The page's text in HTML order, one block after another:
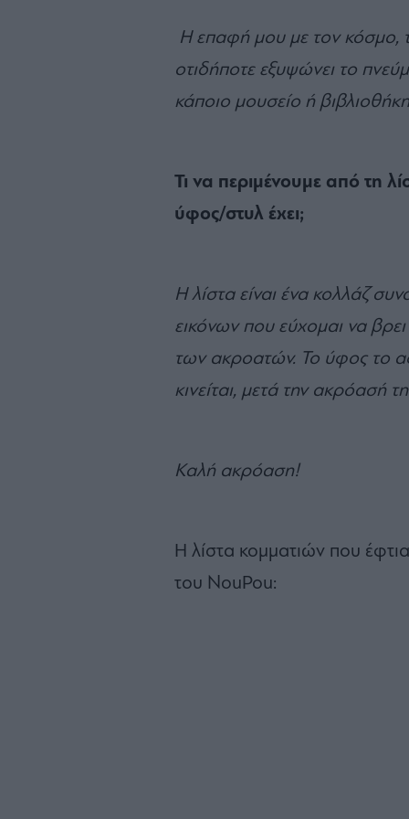
Η επαφή μου με τον κόσμο,
οτιδήποτε εξυψώνει το
κάποιο μουσείο ή
Τι να περιμένουμε από τη
ύφος/στυλ έχει;
Η λίστα είναι ένα κολλάζ
εικόνων που εύχομαι να
των ακροατών. Το ύφος το
κινείται, μετά την ακρόασή
Καλή ακρόαση!
Η λίστα κομματιών που
του NouPou: